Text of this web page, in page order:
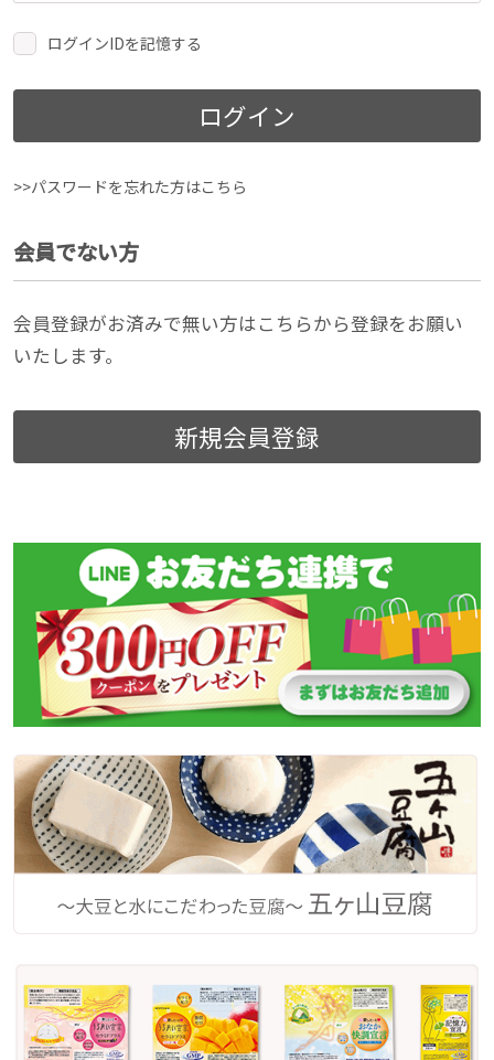
ログインIDを記憶する
ログイン
>>パスワードを忘れた方はこちら
会員でない方
会員登録がお済みで無い方はこちらから登録をお願い
いたします。
新規会員登録